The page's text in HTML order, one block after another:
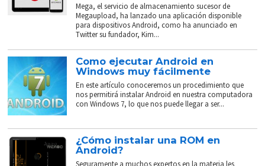
Mega, el servicio de almacenamiento sucesor de
Megaupload, ha lanzado una aplicación disponible
para dispositivos Android, como ha anunciado en
Twitter su fundador, Kim...
Como ejecutar Android en
Windows muy fácilmente
En este artículo conoceremos un procedimiento que
nos permitirá instalar Android en nuestra computadora
con Windows 7, lo que nos puede llegar a ser...
¿Cómo instalar una ROM en
Android?
Seguramente a muchos expertos en la materia les